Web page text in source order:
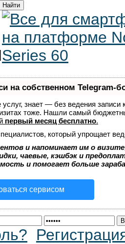
на собственном Telegram-
услуг, знает — без ведения
тоже. Нашли самый
первый месяц бесплатно.
который упрощает
и напоминает им о
чаевые, кэшбэк и
и помогает больше
сервисом